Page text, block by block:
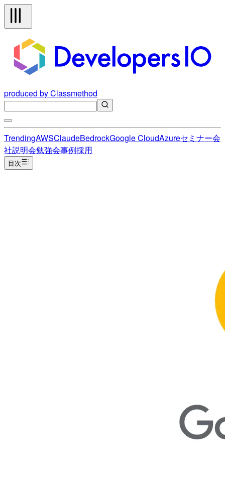
produced by Classmethod
TrendingAWSClaudeBedrockGoogle CloudAzureセミナー会
社説明会勉強会事例採用
目次